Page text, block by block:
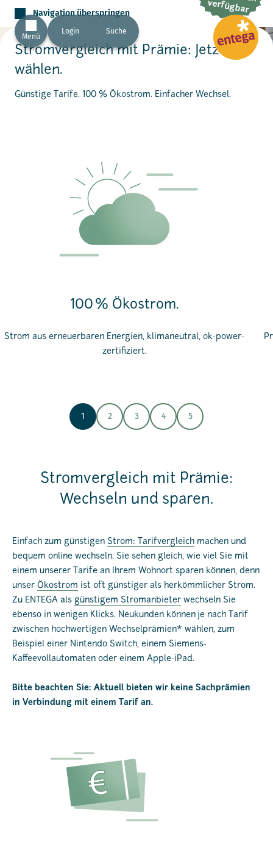
Navigation überspringen
Menü
Login Suche
Stromvergleich mit Prämie: Jetzt
wählen.
Günstige Tarife. 100 % Ökostrom. Einfacher Wechsel.
verfügbar
100 % Ökostrom.
Strom aus erneuerbaren Energien, klimaneutral, ok-power-
zertifiziert.
1 2 3 4 5
Stromvergleich mit Prämie:
Wechseln und sparen.
Einfach zum günstigen Strom: Tarifvergleich machen und
bequem online wechseln. Sie sehen gleich, wie viel Sie mit
einem unserer Tarife an Ihrem Wohnort sparen können, denn
unser Ökostrom ist oft günstiger als herkömmlicher Strom.
Zu ENTEGA als günstigem Stromanbieter wechseln Sie
ebenso in wenigen Klicks. Neukunden können je nach Tarif
zwischen hochwertigen Wechselprämien* wählen, zum
Beispiel einer Nintendo Switch, einem Siemens-
Kaffeevollautomaten oder einem Apple-iPad.
Bitte beachten Sie: Aktuell bieten wir keine Sachprämien
in Verbindung mit einem Tarif an.